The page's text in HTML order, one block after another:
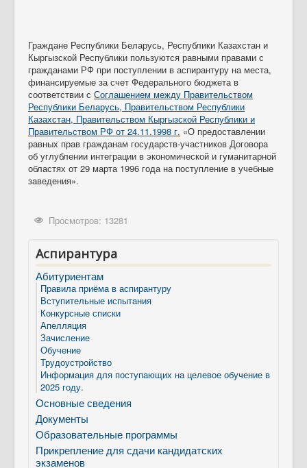
Граждане Республики Беларусь, Республики Казахстан и
Кыргызской Республики пользуются равными правами с
гражданами РФ при поступлении в аспирантуру на места,
финансируемые за счет Федерального бюджета в
соответствии с Соглашением между Правительством
Республики Беларусь, Правительством Республики
Казахстан, Правительством Кыргызской Республики и
Правительством РФ от 24.11.1998 г. «О предоставлении
равных прав гражданам государств-участников Договора
об углублении интеграции в экономической и гуманитарной
областях от 29 марта 1996 года на поступление в учебные
заведения».
Просмотров: 13281
Аспирантура
Абитуриентам
Правила приёма в аспирантуру
Вступительные испытания
Конкурсные списки
Апелляция
Зачисление
Обучение
Трудоустройство
Информация для поступающих на целевое обучение в
2025 году.
Основные сведения
Документы
Образовательные программы
Прикрепление для сдачи кандидатских
экзаменов